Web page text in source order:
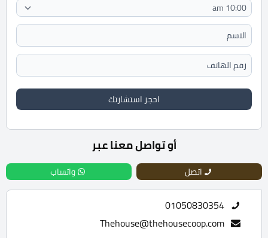
احجز استشارتك
أو تواصل معنا عبر
اتصل واتساب
01050830354
Thehouse@thehousecoop.com